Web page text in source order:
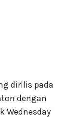
dirilis pada
dengan
Wednesday